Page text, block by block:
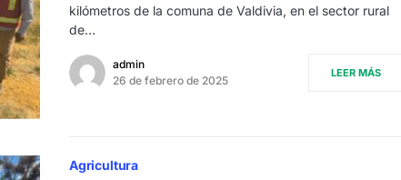
kilómetros de la comuna de Valdivia, en el sector rural
de…
admin
26 de febrero de 2025
LEER MÁS
Agricultura